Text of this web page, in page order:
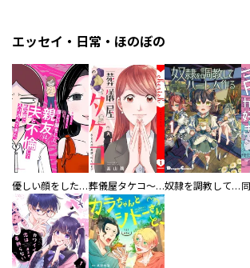
エッセイ・日常・ほのぼの
優しい顔をした親友は、夫と不倫して私の家に入り込んできた。 葬儀屋タケコ～あなたの最期、叶えます【電子単行本版】 奴隷を調教してハーレム作る